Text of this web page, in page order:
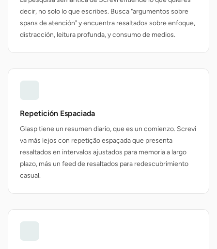
decir, no solo lo que escribes. Busca "argumentos sobre
spans de atención" y encuentra resaltados sobre enfoque,
distracción, leitura profunda, y consumo de medios.
Repetición Espaciada
Glasp tiene un resumen diario, que es un comienzo. Screvi
va más lejos con repetição espaçada que presenta
resaltados en intervalos ajustados para memoria a largo
plazo, más un feed de resaltados para redescubrimiento
casual.